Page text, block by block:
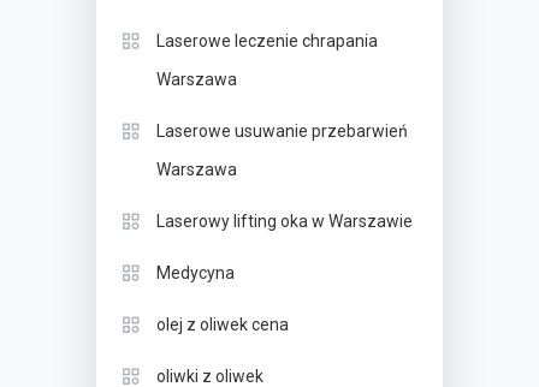
Laserowe leczenie chrapania
Warszawa
Laserowe usuwanie przebarwień
Warszawa
Laserowy lifting oka w Warszawie
Medycyna
olej z oliwek cena
oliwki z oliwek